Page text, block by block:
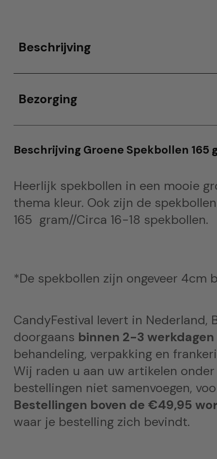
Beschrijving
Bezorging
Beschrijving Groene Spekbollen 165
Heerlijk spekbollen in een mooie
thema kleur. Ook zijn de
165 gram//Circa 16-18 spekbollen.
*De spekbollen zijn ongeveer 4cm
CandyFestival levert in Nederland,
doorgaans binnen 2-3
behandeling, verpakking en
Wij raden u aan uw artikelen
bestellingen niet samenvoegen,
Bestellingen boven de €49,95
waar je bestelling zich bevindt.